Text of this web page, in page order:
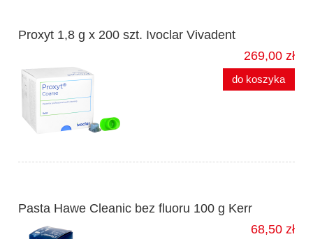
Proxyt 1,8 g x 200 szt. Ivoclar Vivadent
269,00 zł
do koszyka
Pasta Hawe Cleanic bez fluoru 100 g Kerr
68,50 zł